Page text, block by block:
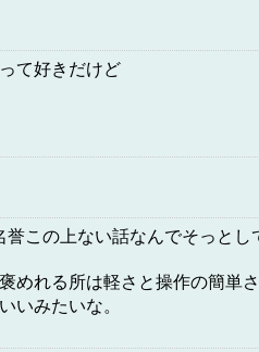
て好きだけど
誉この上ない話なんでそっとし
めれる所は軽さと操作の簡単
いみたいな。